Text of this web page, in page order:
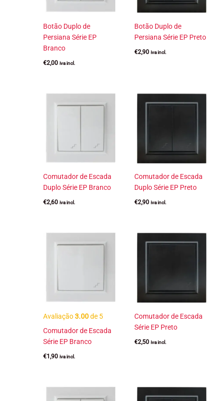
Botão Duplo de
Persiana Série EP
Branco
€2,00 iva incl.
Botão Duplo de
Persiana Série EP Preto
€2,90 iva incl.
Comutador de Escada
Duplo Série EP Branco
€2,60 iva incl.
Comutador de Escada
Duplo Série EP Preto
€2,90 iva incl.
Avaliação3.00de 5
Comutador de Escada
Série EP Branco
€1,90 iva incl.
Comutador de Escada
Série EP Preto
€2,50 iva incl.